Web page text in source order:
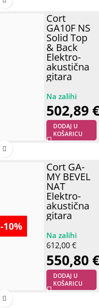
Cort
GA10F NS
Solid Top
& Back
Elektro-
akustična
gitara
502,89
DODAJ U
KOŠARICU
-10%
Cort GA-
MY BEVEL
NAT
Elektro-
akustična
gitara
612,00€
550,80
DODAJ U
KOŠARICU